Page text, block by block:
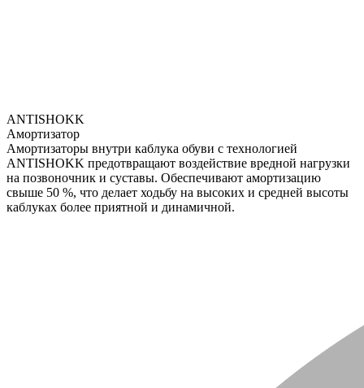
ANTISHOKK
Амортизатор
Амортизаторы внутри каблука обуви с технологией
ANTISHOKK предотвращают воздействие вредной нагрузки
на позвоночник и суставы. Обеспечивают амортизацию
свыше 50 %, что делает ходьбу на высоких и средней высоты
каблуках более приятной и динамичной.